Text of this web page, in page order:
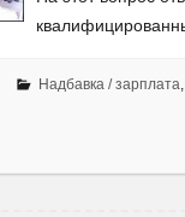
Надбавка / зарплата,